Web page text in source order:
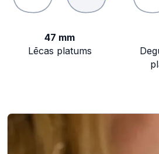
47 mm
Lēcas platums